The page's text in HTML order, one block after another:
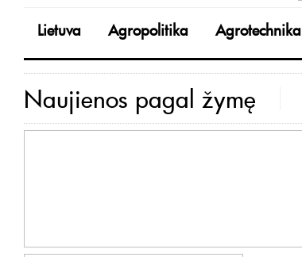
Lietuva Agropolitika Agrotechnika
Naujienos pagal žymę